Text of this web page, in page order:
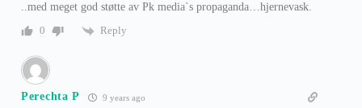
..med meget god støtte av Pk media`s propaganda…hjernevask.
0
Reply
Perechta P 9 years ago